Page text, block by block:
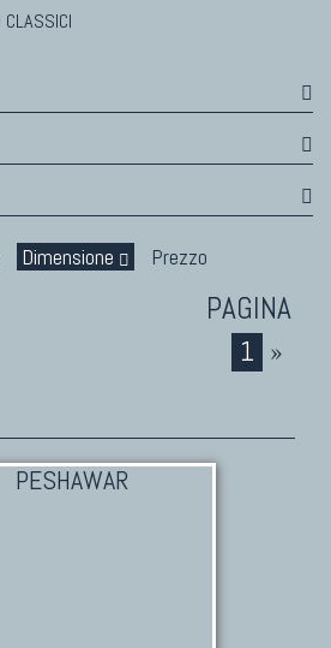
CLASSICI
Dimensione Prezzo
1 »